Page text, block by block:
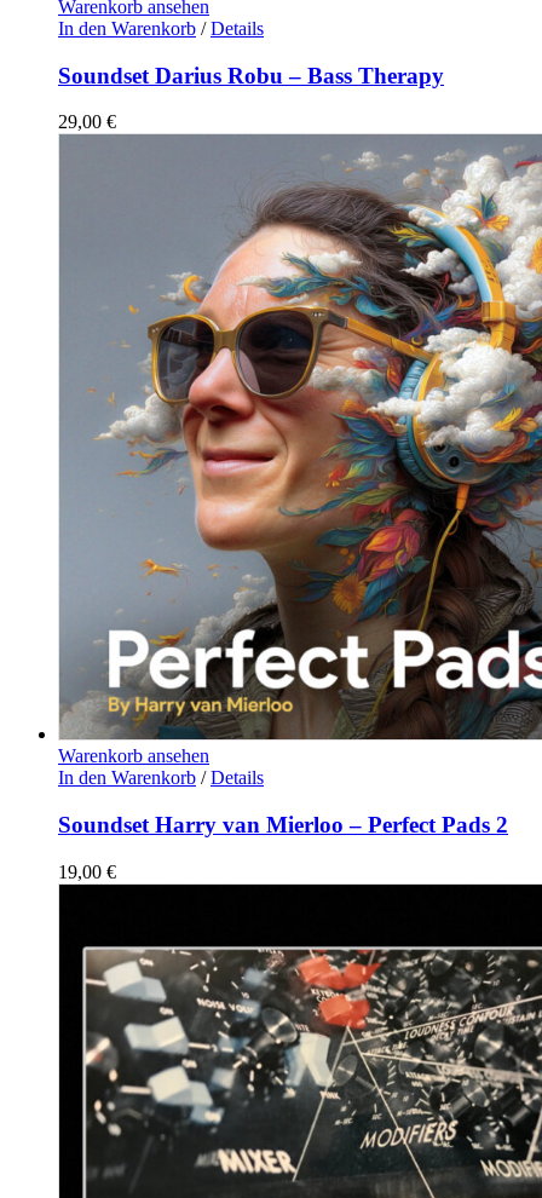
Warenkorb ansehen
In den Warenkorb / Details
Soundset Darius Robu – Bass Therapy
29,00 €
Warenkorb ansehen
In den Warenkorb / Details
Soundset Harry van Mierloo – Perfect Pads 2
19,00 €